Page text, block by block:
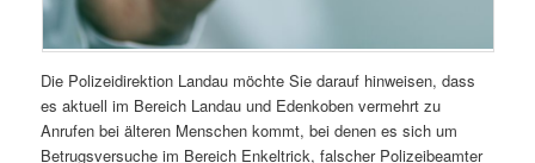
Die Polizeidirektion Landau möchte Sie darauf hinweisen, dass
es aktuell im Bereich Landau und Edenkoben vermehrt zu
Anrufen bei älteren Menschen kommt, bei denen es sich um
Betrugsversuche im Bereich Enkeltrick, falscher Polizeibeamter